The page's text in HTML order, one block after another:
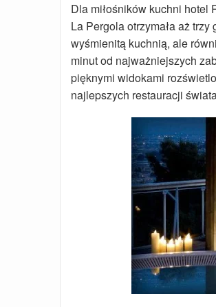
Dla miłośników kuchni hotel
La Pergola otrzymała aż
wyśmienitą kuchnią, ale
minut od najważniejszych
pięknymi widokami
najlepszych restauracji